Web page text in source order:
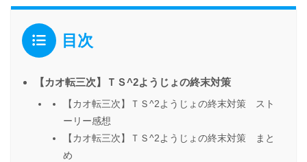
目次
【カオ転三次】ＴＳ^2ようじょの終末対策
【カオ転三次】ＴＳ^2ようじょの終末対策 スト
ーリー感想
【カオ転三次】ＴＳ^2ようじょの終末対策 まと
め